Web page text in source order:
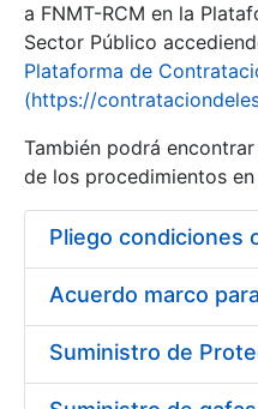
a FNMT-RCM en la
Sector Público
Plataforma de
(https://
También podrá
de los procedimientos en